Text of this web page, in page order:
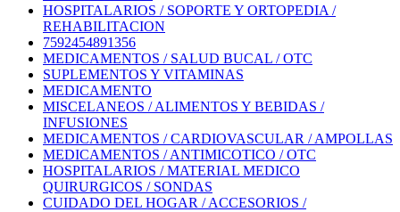
HOSPITALARIOS / SOPORTE Y ORTOPEDIA /
REHABILITACION
7592454891356
MEDICAMENTOS / SALUD BUCAL / OTC
SUPLEMENTOS Y VITAMINAS
MEDICAMENTO
MISCELANEOS / ALIMENTOS Y BEBIDAS /
INFUSIONES
MEDICAMENTOS / CARDIOVASCULAR / AMPOLLAS
MEDICAMENTOS / ANTIMICOTICO / OTC
HOSPITALARIOS / MATERIAL MEDICO
QUIRURGICOS / SONDAS
CUIDADO DEL HOGAR / ACCESORIOS /